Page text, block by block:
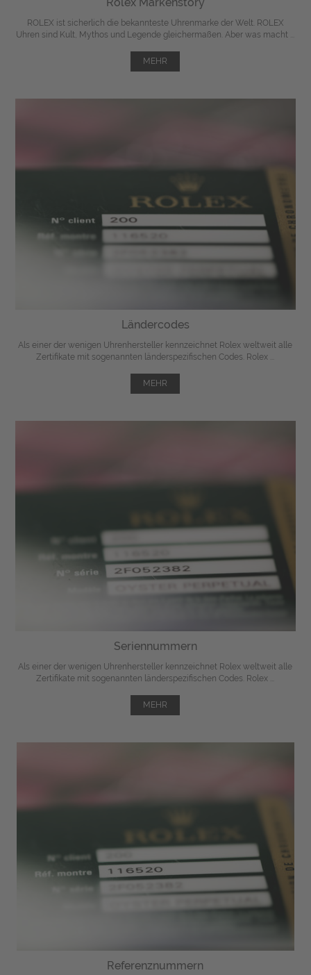
ROLEX ist sicherlich die bekannteste Uhrenmarke der Welt. ROLEX
Uhren sind Kult, Mythos und Legende gleichermaßen. Aber was macht ...
MEHR
Ländercodes
Als einer der wenigen Uhrenhersteller kennzeichnet Rolex weltweit alle
Zertifikate mit sogenannten länderspezifischen Codes. Rolex ...
MEHR
Seriennummern
Als einer der wenigen Uhrenhersteller kennzeichnet Rolex weltweit alle
Zertifikate mit sogenannten länderspezifischen Codes. Rolex ...
MEHR
Referenznummern